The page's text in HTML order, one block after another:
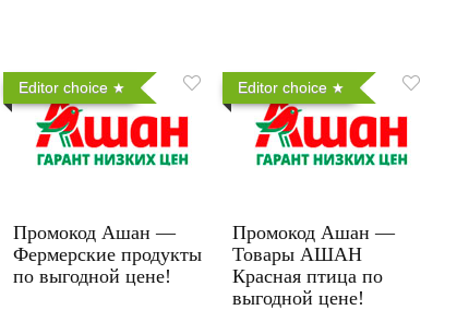
Editor choice
Промокод Ашан —
Фермерские продукты
по выгодной цене!
Editor choice
Промокод Ашан —
Товары АШАН
Красная птица по
выгодной цене!